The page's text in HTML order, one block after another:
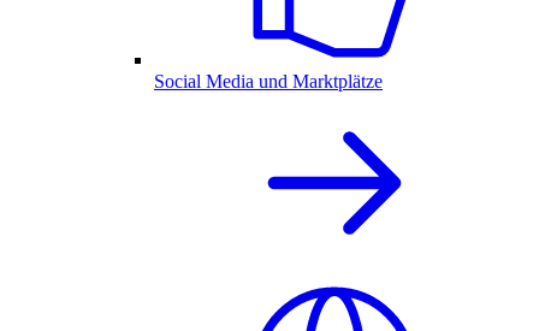
Social Media und Marktplätze